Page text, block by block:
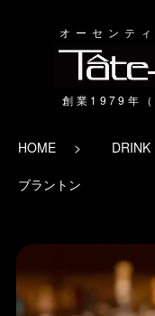
オーセンティックバー
HOME DRINK
ブラントン